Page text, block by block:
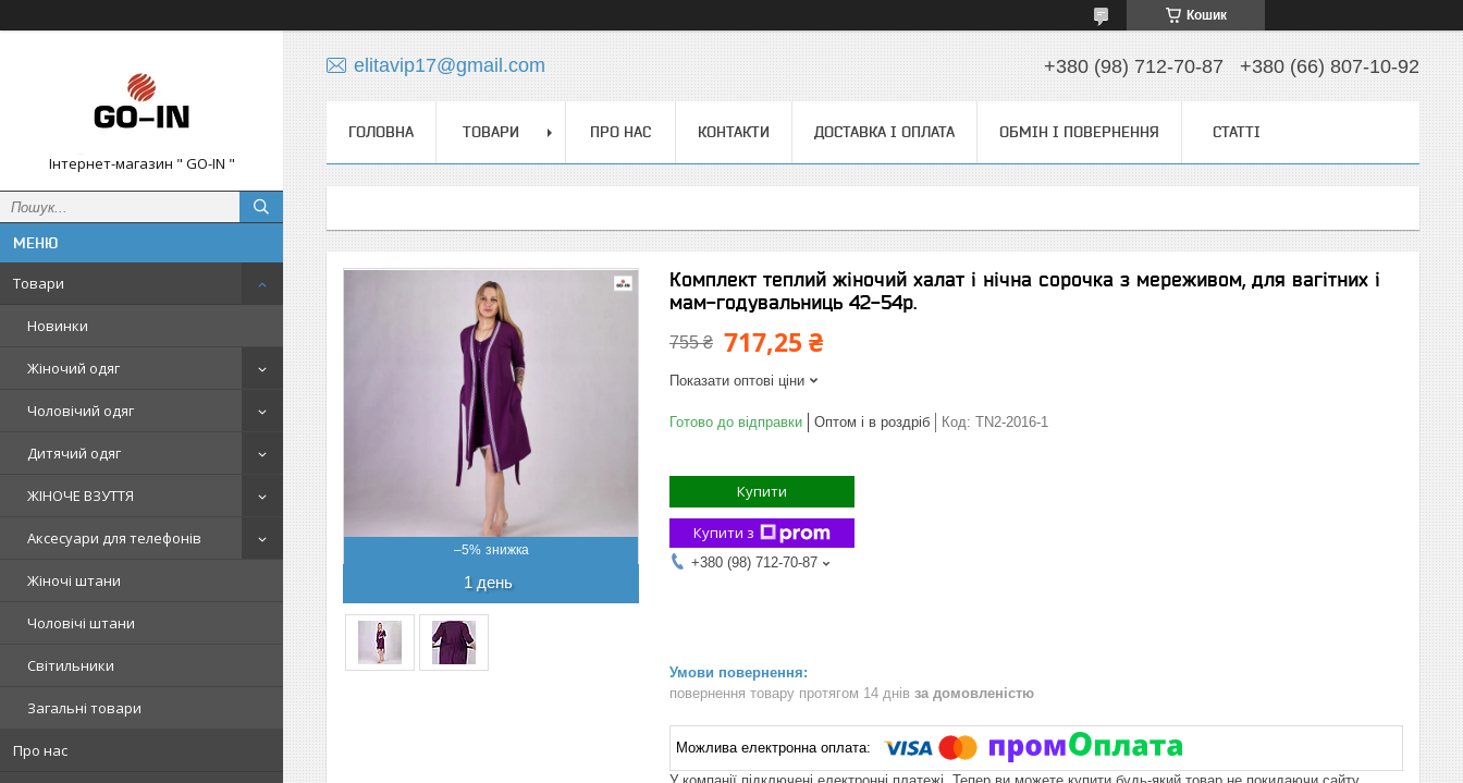
Кошик
Інтернет-магазин " GO-IN "
Товари
Новинки
Жіночий одяг
Чоловічий одяг
Дитячий одяг
ЖІНОЧЕ ВЗУТТЯ
Аксесуари для телефонів
Жіночі штани
Чоловічі штани
Світильники
Загальні товари
Про нас
elitavip17@gmail.com +380 (98) 712-70-87 +380 (66) 807-10-92
ГОЛОВНА ТОВАРИ ПРО НАС КОНТАКТИ ДОСТАВКА І ОПЛАТА ОБМІН І ПОВЕРНЕННЯ СТАТТІ
–5%
1 день
Комплект теплий жіночий халат і нічна сорочка з мереживом, для вагітних і
мам-годувальниць 42-54р.
755 ₴ 717,25 ₴
Показати оптові ціни
Готово до відправки Оптом і в роздріб Код: TN2-2016-1
Купити
Купити з
+380 (98) 712-70-87
повернення товару протягом 14 днів за домовленістю